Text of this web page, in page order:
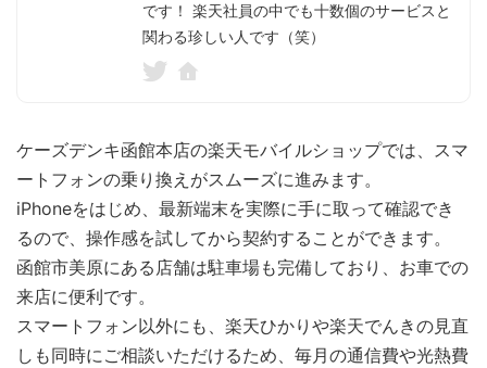
です！ 楽天社員の中でも十数個のサービスと
関わる珍しい人です（笑）
ケーズデンキ函館本店の楽天モバイルショップでは、スマ
ートフォンの乗り換えがスムーズに進みます。
iPhoneをはじめ、最新端末を実際に手に取って確認でき
るので、操作感を試してから契約することができます。
函館市美原にある店舗は駐車場も完備しており、お車での
来店に便利です。
スマートフォン以外にも、楽天ひかりや楽天でんきの見直
しも同時にご相談いただけるため、毎月の通信費や光熱費